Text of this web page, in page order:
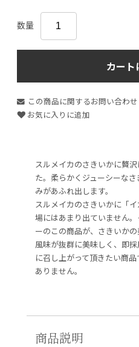
数量
カート
この商品に関するお問い合わせ
お気に入りに追加
スルメイカのさきいかに贅
た。柔らかくジューシーな
みがあふれ出します。
スルメイカのさきいかに「
場にはあまり出ていません
ーのこの商品が、さきいか
風味が抜群に美味しく、即
に召し上がって頂きたい商
ありません。
商品説明